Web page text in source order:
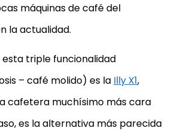
máquinas de café del
la actualidad.
esta triple funcionalidad
– café molido) es la Illy X1,
cafetera muchísimo más cara
es la alternativa más parecida